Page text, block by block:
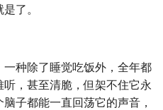
了。
一种除了睡觉吃饭外，全年都
，甚至清脆，但架不住它永
子都能一直回荡它的声音，